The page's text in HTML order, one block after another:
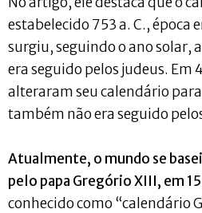
estabelecido 753 a. C., época
surgiu, seguindo o ano solar,
era seguido pelos judeus. Em
alteraram seu calendário
também não era seguido
Atualmente, o mundo se
pelo papa Gregório XIII, em
conhecido como “calendário